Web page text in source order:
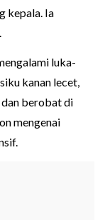
kepala. Ia
luka-
kanan lecet,
berobat di
mengenai